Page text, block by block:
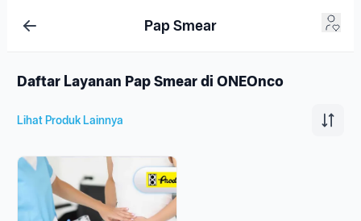
Pap Smear
Daftar Layanan Pap Smear di ONEOnco
Lihat Produk Lainnya